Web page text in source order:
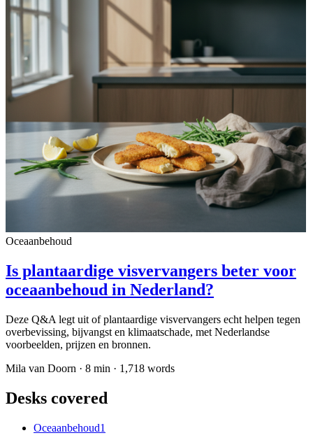
Oceaanbehoud
Is plantaardige visvervangers beter voor
oceaanbehoud in Nederland?
Deze Q&A legt uit of plantaardige visvervangers echt helpen tegen
overbevissing, bijvangst en klimaatschade, met Nederlandse
voorbeelden, prijzen en bronnen.
Mila van Doorn · 8 min · 1,718 words
Desks covered
Oceaanbehoud1